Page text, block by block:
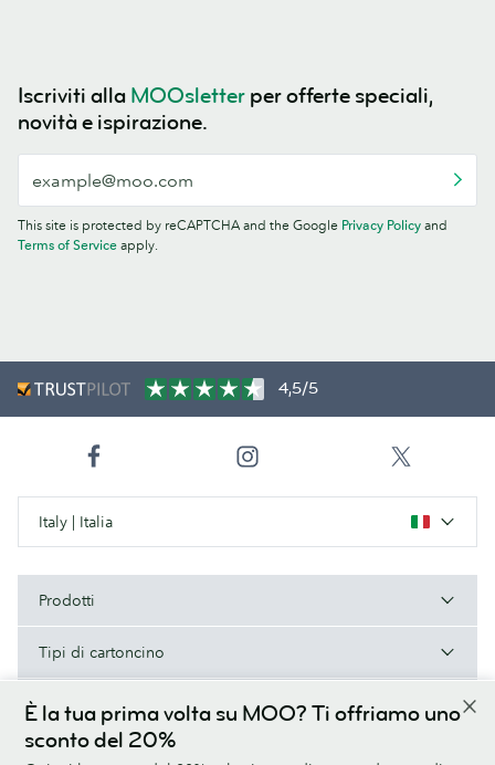
Iscriviti alla MOOsletter per offerte speciali,
novità e ispirazione.
This site is protected by reCAPTCHA and the Google Privacy Policy and
Terms of Service apply.
È la tua prima volta su MOO? Ti offriamo uno
sconto del 20%
4,5/5
Italy | Italia
Prodotti
Tipi di cartoncino
A proposito di MOO